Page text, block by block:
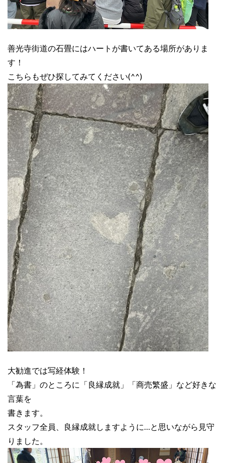
善光寺街道の石畳にはハートが書いてある場所がありま
す！
こちらもぜひ探してみてください(^^)
大勧進では写経体験！
「為書」のところに「良縁成就」「商売繁盛」など好きな
言葉を
書きます。
スタッフ全員、良縁成就しますように…と思いながら見守
りました。